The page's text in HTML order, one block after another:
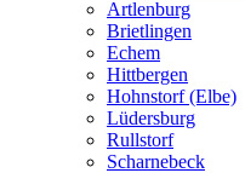
Artlenburg
Brietlingen
Echem
Hittbergen
Hohnstorf (Elbe)
Lüdersburg
Rullstorf
Scharnebeck